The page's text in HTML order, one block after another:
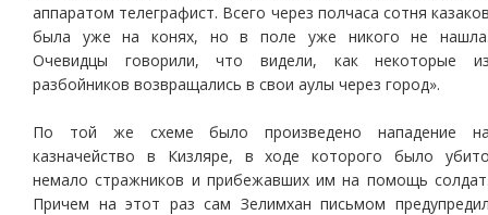
аппаратом телеграфист. Всего через полчаса сотня
была уже на конях, но в поле уже никого не
Очевидцы говорили, что видели, как некоторые
разбойников возвращались в свои аулы через город».
По той же схеме было произведено нападение
казначейство в Кизляре, в ходе которого было
немало стражников и прибежавших им на помощь
Причем на этот раз сам Зелимхан письмом